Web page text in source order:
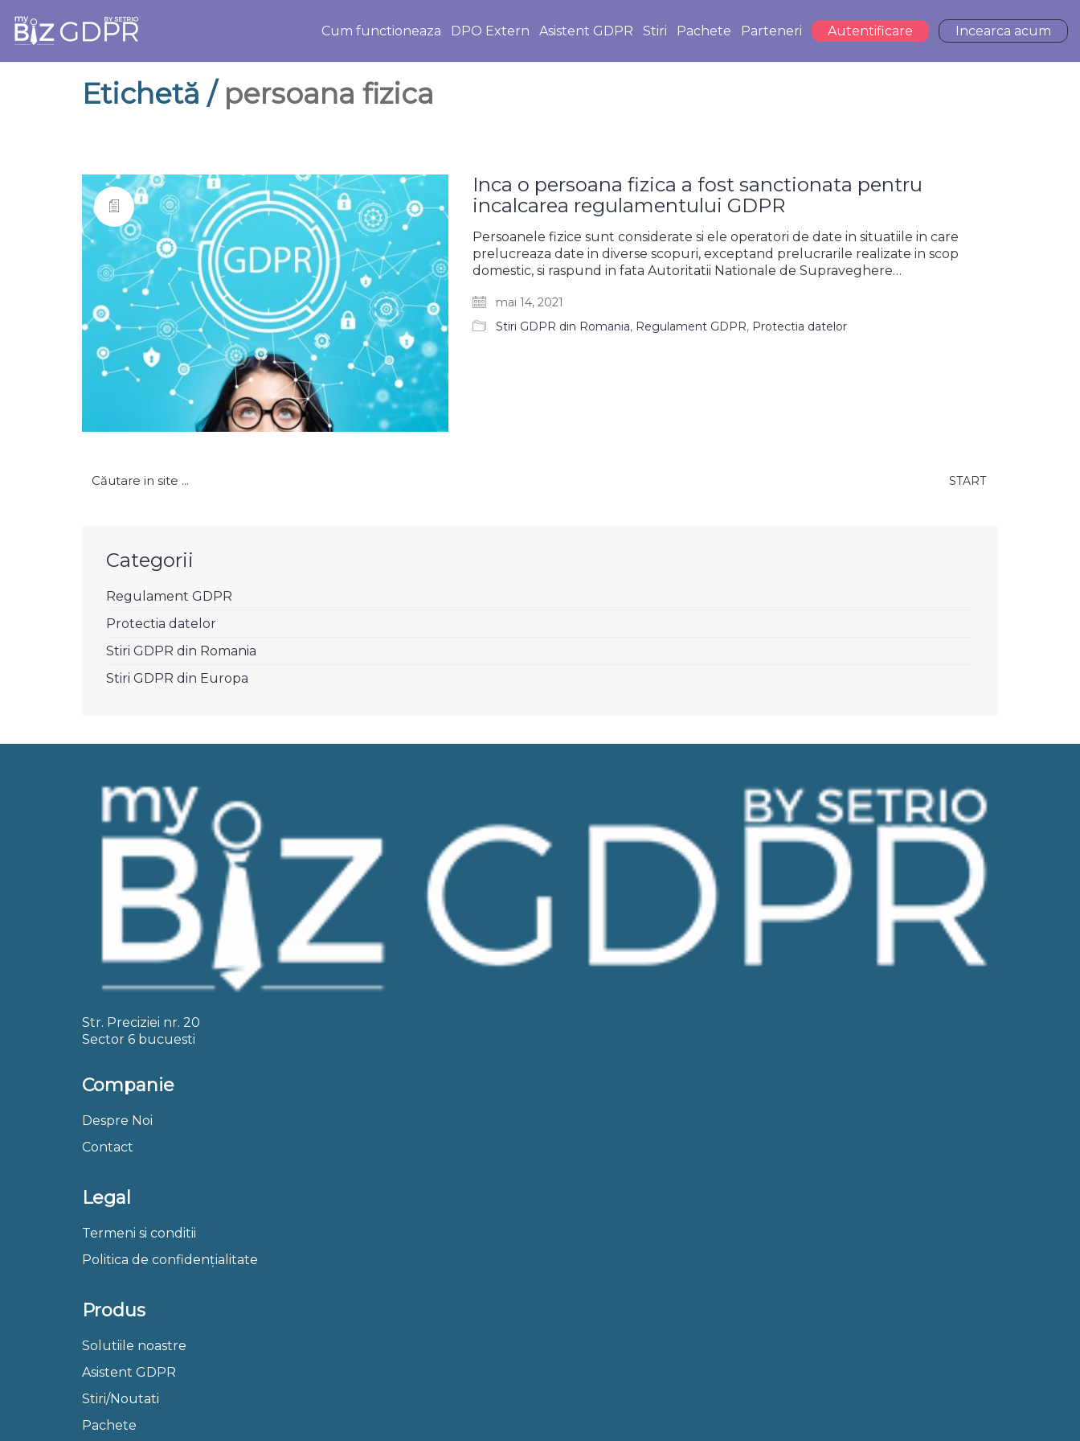
Cum functioneaza DPO Extern Asistent GDPR Stiri Pachete Parteneri Autentificare Incearca acum
Etichetă / persoana fizica
Inca o persoana fizica a fost sanctionata pentru
incalcarea regulamentului GDPR
Persoanele fizice sunt considerate si ele operatori de date in situatiile in care
prelucreaza date in diverse scopuri, exceptand prelucrarile realizate in scop
domestic, si raspund in fata Autoritatii Nationale de Supraveghere…
mai 14, 2021
Stiri GDPR din Romania, Regulament GDPR, Protectia datelor
după:
Categorii
Regulament GDPR
Protectia datelor
Stiri GDPR din Romania
Stiri GDPR din Europa
Str. Preciziei nr. 20
Sector 6 bucuesti
Companie
Despre Noi
Contact
Legal
Termeni si conditii
Politica de confidențialitate
Produs
Solutiile noastre
Asistent GDPR
Stiri/Noutati
Pachete